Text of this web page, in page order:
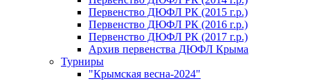
Первенство ДЮФЛ РК (2015 г.р.)
Первенство ДЮФЛ РК (2016 г.р.)
Первенство ДЮФЛ РК (2017 г.р.)
Архив первенства ДЮФЛ Крыма
Турниры
"Крымская весна-2024"